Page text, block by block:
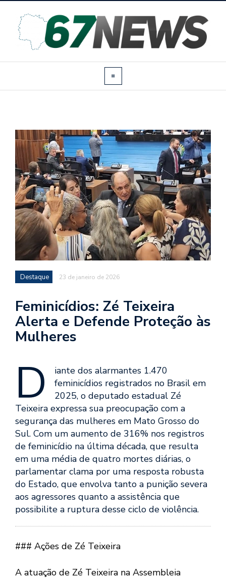
Destaque 23 de janeiro de 2026
Feminicídios: Zé Teixeira
Alerta e Defende Proteção às
Mulheres
D
iante dos alarmantes 1.470
feminicídios registrados no Brasil em
2025, o deputado estadual Zé
Teixeira expressa sua preocupação com a
segurança das mulheres em Mato Grosso do
Sul. Com um aumento de 316% nos registros
de feminicídio na última década, que resulta
em uma média de quatro mortes diárias, o
parlamentar clama por uma resposta robusta
do Estado, que envolva tanto a punição severa
aos agressores quanto a assistência que
possibilite a ruptura desse ciclo de violência.
### Ações de Zé Teixeira
A atuação de Zé Teixeira na Assembleia